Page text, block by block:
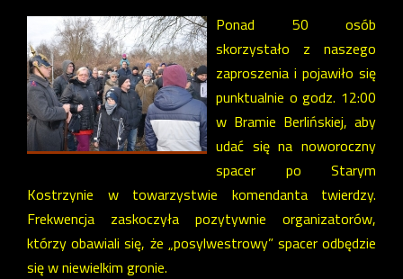
Ponad 50 osób
skorzystało z naszego
zaproszenia i pojawiło się
punktualnie o godz. 12:00
w Bramie Berlińskiej, aby
udać się na noworoczny
spacer po Starym
Kostrzynie w towarzystwie komendanta twierdzy.
Frekwencja zaskoczyła pozytywnie organizatorów,
którzy obawiali się, że „posylwestrowy” spacer odbędzie
się w niewielkim gronie.